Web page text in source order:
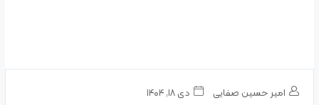
امیر حسین صفایی دی ۱۸, ۱۴۰۴